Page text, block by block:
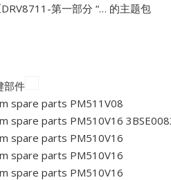
第一部分 “… 的主题包
部件
spare parts PM511V08
spare parts PM510V16
spare parts PM510V16
spare parts PM510V16
spare parts PM510V16